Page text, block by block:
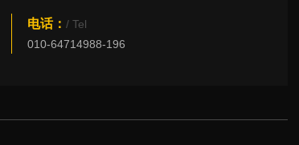
电话： / Tel
010-64714988-196